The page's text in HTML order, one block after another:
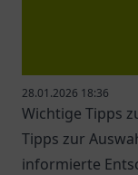
28.01.2026 18:36
Wichtige Tipps
Tipps zur
informierte